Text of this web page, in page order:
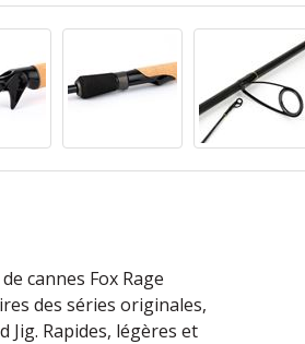
cannes Fox Rage
des séries originales,
Jig. Rapides, légères et